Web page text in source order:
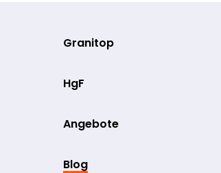
Granitop
HgF
Angebote
Blog